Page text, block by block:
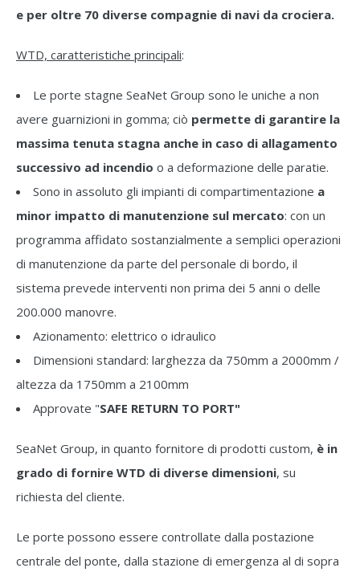
e per oltre 70 diverse compagnie di navi da crociera.
WTD, caratteristiche principali:
Le porte stagne SeaNet Group sono le uniche a non
avere guarnizioni in gomma; ciò permette di garantire la
massima tenuta stagna anche in caso di allagamento
successivo ad incendio o a deformazione delle paratie.
Sono in assoluto gli impianti di compartimentazione a
minor impatto di manutenzione sul mercato: con un
programma affidato sostanzialmente a semplici operazioni
di manutenzione da parte del personale di bordo, il
sistema prevede interventi non prima dei 5 anni o delle
200.000 manovre.
Azionamento: elettrico o idraulico
Dimensioni standard: larghezza da 750mm a 2000mm /
altezza da 1750mm a 2100mm
Approvate "SAFE RETURN TO PORT"
SeaNet Group, in quanto fornitore di prodotti custom, è in
grado di fornire WTD di diverse dimensioni, su
richiesta del cliente.
Le porte possono essere controllate dalla postazione
centrale del ponte, dalla stazione di emergenza al di sopra